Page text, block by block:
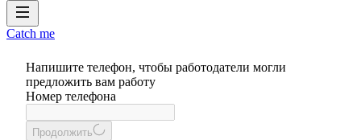
Catch me
Напишите телефон, чтобы работодатели могли
предложить вам работу
Номер телефона
Продолжить